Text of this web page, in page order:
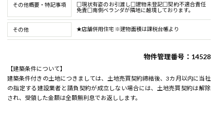
その他概要・特記事項
□現状有姿のお引渡し□建物未登記□契約不適合責任
免責□南側ベランダが隣地に越境しております。
その他 ★店舗併用住宅 ※建物面積は課税台帳より
物件管理番号：14528
【建築条件について】
建築条件付きの土地につきましては、土地売買契約締結後、3カ月以内に当社
の指定する建設業者と請負契約が成立しない場合には、土地売買契約は解除
され、受領した金額は全額無利息でお返しします。